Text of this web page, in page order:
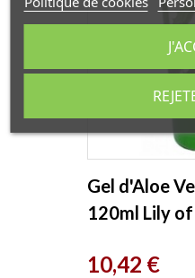
Gel d'Aloe
120ml Lily
Prix
10,42 €